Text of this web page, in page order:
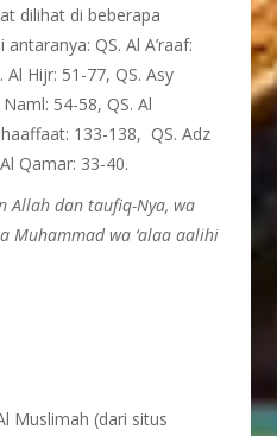
dilihat di beberapa
QS. Al A’raaf:
Al Hijr: 51-77, QS. Asy
Naml: 54-58, QS. Al
133-138, QS. Adz
Qamar: 33-40.
Allah dan taufiq-Nya, wa
Muhammad wa ‘alaa aalihi
Muslimah (dari situs